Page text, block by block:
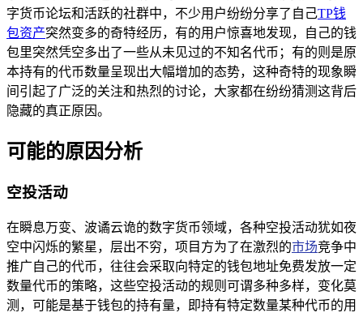
字货币论坛和活跃的社群中，不少用户纷纷分享了自己TP钱
包资产突然变多的奇特经历，有的用户惊喜地发现，自己的钱
包里突然凭空多出了一些从未见过的不知名代币；有的则是原
本持有的代币数量呈现出大幅增加的态势，这种奇特的现象瞬
间引起了广泛的关注和热烈的讨论，大家都在纷纷猜测这背后
隐藏的真正原因。
可能的原因分析
空投活动
在瞬息万变、波谲云诡的数字货币领域，各种空投活动犹如夜
空中闪烁的繁星，层出不穷，项目方为了在激烈的市场竞争中
推广自己的代币，往往会采取向特定的钱包地址免费发放一定
数量代币的策略，这些空投活动的规则可谓多种多样，变化莫
测，可能是基于钱包的持有量，即持有特定数量某种代币的用